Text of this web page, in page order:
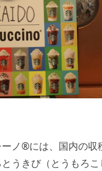
ノ®には、国内の収
うきび（とうもろ